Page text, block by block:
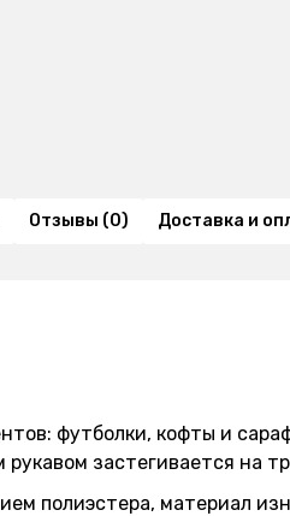
Отзывы (0) Доставка и
футболки, кофты и
застегивается на
полиэстера, материал